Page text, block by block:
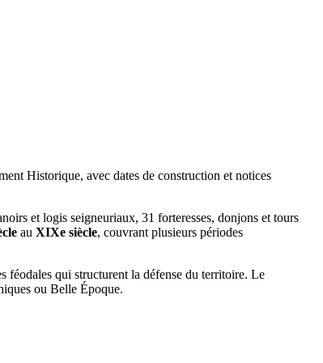
Historique, avec dates de construction et notices
et logis seigneuriaux, 31 forteresses, donjons et tours
au XIXe siècle, couvrant plusieurs périodes
féodales qui structurent la défense du territoire. Le
ou Belle Époque.